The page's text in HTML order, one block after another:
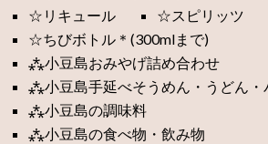
☆リキュール
☆スピリッツ
☆ちびボトル＊(300mlまで)
⁂小豆島おみやげ詰め合わせ
⁂小豆島手延べそうめん・うどん・
⁂小豆島の調味料
⁂小豆島の食べ物・飲み物